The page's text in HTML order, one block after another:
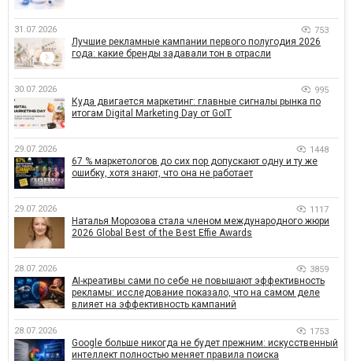
31.07.2026 753
Лучшие рекламные кампании первого полугодия 2026
года: какие бренды задавали тон в отрасли
30.07.2026 995
Куда двигается маркетинг: главные сигналы рынка по
итогам Digital Marketing Day от GoIT
29.07.2026 1448
67 % маркетологов до сих пор допускают одну и ту же
ошибку, хотя знают, что она не работает
29.07.2026 1117
Наталья Морозова стала членом международного жюри
2026 Global Best of the Best Effie Awards
28.07.2026 3859
AI-креативы сами по себе не повышают эффективность
рекламы: исследование показало, что на самом деле
влияет на эффективность кампаний
28.07.2026 1753
Google больше никогда не будет прежним: искусственный
интеллект полностью меняет правила поиска